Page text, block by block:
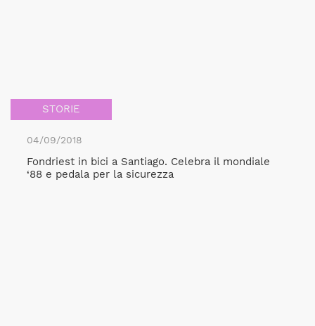
STORIE
04/09/2018
Fondriest in bici a Santiago. Celebra il mondiale
‘88 e pedala per la sicurezza